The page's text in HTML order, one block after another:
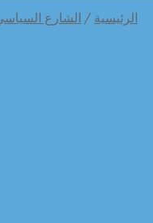
الرئيسية / الشارع السياسي